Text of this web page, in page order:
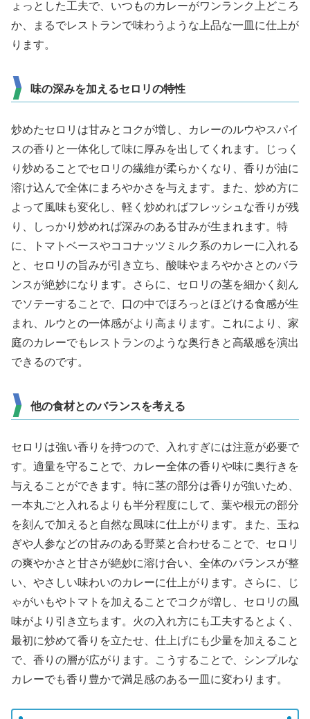
ょっとした工夫で、いつものカレーがワンランク上どころ
か、まるでレストランで味わうような上品な一皿に仕上が
ります。
味の深みを加えるセロリの特性
炒めたセロリは甘みとコクが増し、カレーのルウやスパイ
スの香りと一体化して味に厚みを出してくれます。じっく
り炒めることでセロリの繊維が柔らかくなり、香りが油に
溶け込んで全体にまろやかさを与えます。また、炒め方に
よって風味も変化し、軽く炒めればフレッシュな香りが残
り、しっかり炒めれば深みのある甘みが生まれます。特
に、トマトベースやココナッツミルク系のカレーに入れる
と、セロリの旨みが引き立ち、酸味やまろやかさとのバラ
ンスが絶妙になります。さらに、セロリの茎を細かく刻ん
でソテーすることで、口の中でほろっとほどける食感が生
まれ、ルウとの一体感がより高まります。これにより、家
庭のカレーでもレストランのような奥行きと高級感を演出
できるのです。
他の食材とのバランスを考える
セロリは強い香りを持つので、入れすぎには注意が必要で
す。適量を守ることで、カレー全体の香りや味に奥行きを
与えることができます。特に茎の部分は香りが強いため、
一本丸ごと入れるよりも半分程度にして、葉や根元の部分
を刻んで加えると自然な風味に仕上がります。また、玉ね
ぎや人参などの甘みのある野菜と合わせることで、セロリ
の爽やかさと甘さが絶妙に溶け合い、全体のバランスが整
い、やさしい味わいのカレーに仕上がります。さらに、じ
ゃがいもやトマトを加えることでコクが増し、セロリの風
味がより引き立ちます。火の入れ方にも工夫するとよく、
最初に炒めて香りを立たせ、仕上げにも少量を加えること
で、香りの層が広がります。こうすることで、シンプルな
カレーでも香り豊かで満足感のある一皿に変わります。